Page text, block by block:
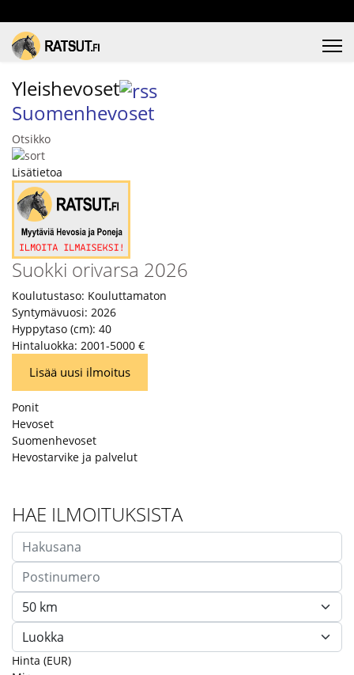
Yleishevoset
Suomenhevoset
Otsikko
Lisätietoa
Suokki orivarsa 2026
Koulutustaso: Kouluttamaton
Syntymävuosi: 2026
Hyppytaso (cm): 40
Hintaluokka: 2001-5000 €
Lisää uusi ilmoitus
Ponit
Hevoset
Suomenhevoset
Hevostarvike ja palvelut
HAE ILMOITUKSISTA
Hinta (EUR)